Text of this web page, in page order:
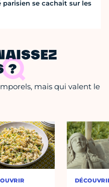
parisien se cachait sur les
?
mais qui valent le